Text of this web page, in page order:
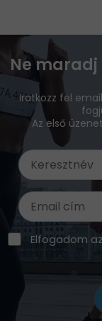
Ne
Iratkozz fel
Az első
Elfogadom az